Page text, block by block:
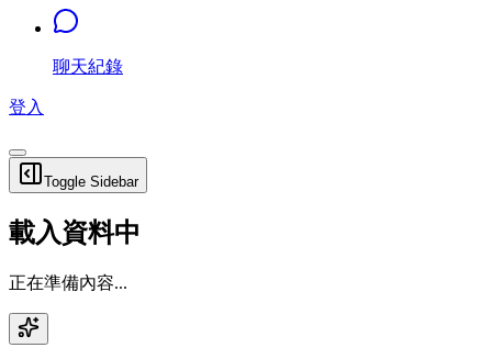
聊天紀錄
登入
Toggle Sidebar
載入資料中
正在準備內容...